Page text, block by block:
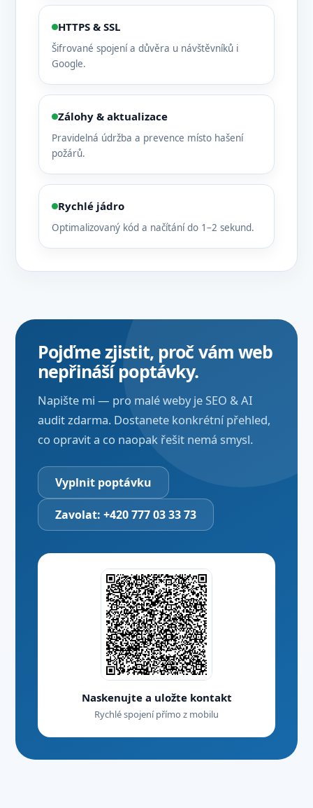
HTTPS & SSL
Šifrované spojení a důvěra u návštěvníků i
Google.
Zálohy & aktualizace
Pravidelná údržba a prevence místo hašení
požárů.
Rychlé jádro
Optimalizovaný kód a načítání do 1–2 sekund.
Pojďme zjistit, proč vám web
nepřináší poptávky.
Napište mi — pro malé weby je SEO & AI
audit zdarma. Dostanete konkrétní přehled,
co opravit a co naopak řešit nemá smysl.
Vyplnit poptávku
Zavolat: +420 777 03 33 73
Naskenujte a uložte kontakt
Rychlé spojení přímo z mobilu